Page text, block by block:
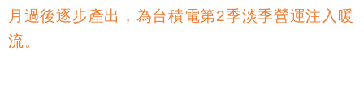
月過後逐步產出，為台積電第2季淡季營運注入暖
流。